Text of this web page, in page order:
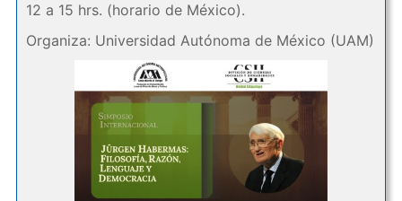
12 a 15 hrs. (horario de México).
Organiza: Universidad Autónoma de México (UAM)